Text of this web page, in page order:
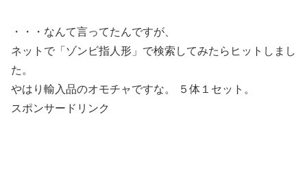
・・・なんて言ってたんですが、
ネットで「ゾンビ指人形」で検索してみたらヒットしまし
た。
やはり輸入品のオモチャですな。 ５体１セット。
スポンサードリンク